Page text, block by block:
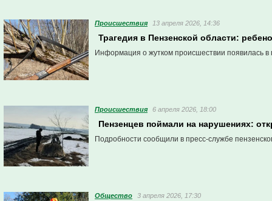
Проиcшествия 13 апреля 2026, 14:36
Трагедия в Пензенской области:
Информация о жутком происшествии появилась
Проиcшествия 6 апреля 2026, 18:00
Пензенцев поймали на нарушениях:
Подробности сообщили в пресс-службе
Общество 3 апреля 2026, 17:30